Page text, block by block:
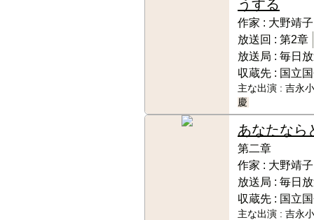
うする
作家 : 大野靖子
放送回 : 第2章
放送局 : 毎日
収蔵先 : 国立
主な出演 : 吉永
慶
あなたなら
第二章
作家 : 大野靖子
放送局 : 毎日
収蔵先 : 国立
主な出演 : 吉永